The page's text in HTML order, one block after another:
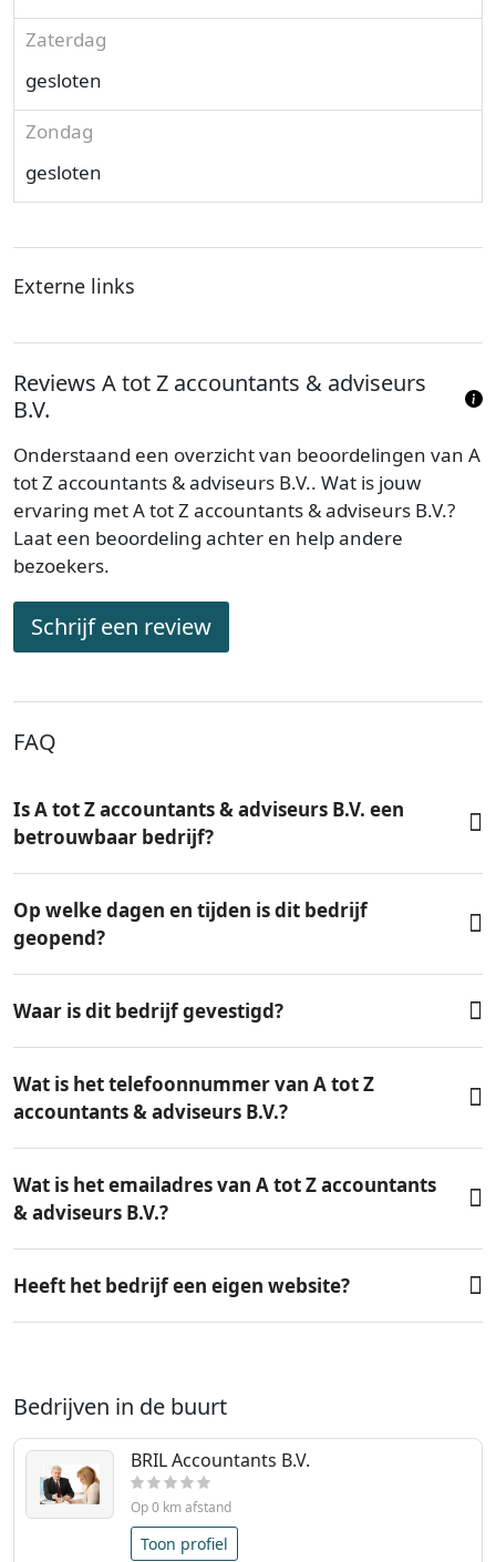
Zaterdag
gesloten
Zondag
gesloten
Externe links
Reviews A tot Z accountants & adviseurs
B.V.
Onderstaand een overzicht van beoordelingen van A
tot Z accountants & adviseurs B.V.. Wat is jouw
ervaring met A tot Z accountants & adviseurs B.V.?
Laat een beoordeling achter en help andere
bezoekers.
Schrijf een review
FAQ
Is A tot Z accountants & adviseurs B.V. een
betrouwbaar bedrijf?
Op welke dagen en tijden is dit bedrijf
geopend?
Waar is dit bedrijf gevestigd?
Wat is het telefoonnummer van A tot Z
accountants & adviseurs B.V.?
Wat is het emailadres van A tot Z accountants
& adviseurs B.V.?
Heeft het bedrijf een eigen website?
Bedrijven in de buurt
BRIL Accountants B.V.
Op 0 km afstand
Toon profiel